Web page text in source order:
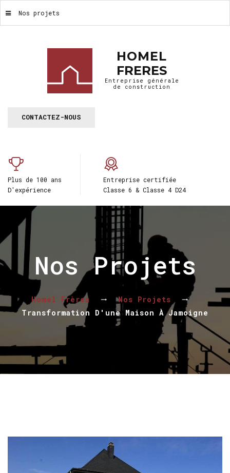
HOMEL
FRERES
Entreprise générale
de construction
CONTACTEZ-NOUS
Plus de 100 ans
D'expérience
Entreprise certifiée
Classe 6 & Classe 4 D24
Nos projets
Nos Projets
Homel Frères
Nos Projets
Transformation D'une Maison À Jamoigne